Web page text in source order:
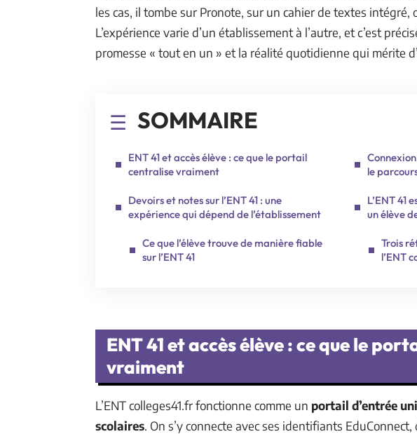
les cas, il tombe sur Pronote, sur un cahier de textes
L’expérience varie d’un établissement à l’autre, et c’est
promesse « tout en un » et la réalité quotidienne qui mérite
SOMMAIRE
ENT 41 et accès élève : ce que le portail
centralise vraiment
Devoirs et notes sur l’ENT 41 : une
expérience qui dépend de l’établissement
Ce que l’élève trouve de manière fiable
sur l’ENT 41
le
L’ENT 41
un élève
Trois
l’ENT
ENT 41 et accès élève : ce que le
vraiment
L’ENT colleges41.fr fonctionne comme un portail d’entrée
scolaires. On s’y connecte avec ses identifiants